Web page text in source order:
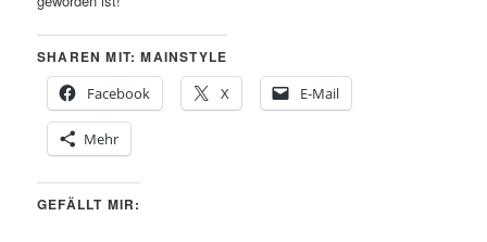
SHAREN MIT: MAINSTYLE
Facebook
X E-Mail
Mehr
GEFÄLLT MIR: